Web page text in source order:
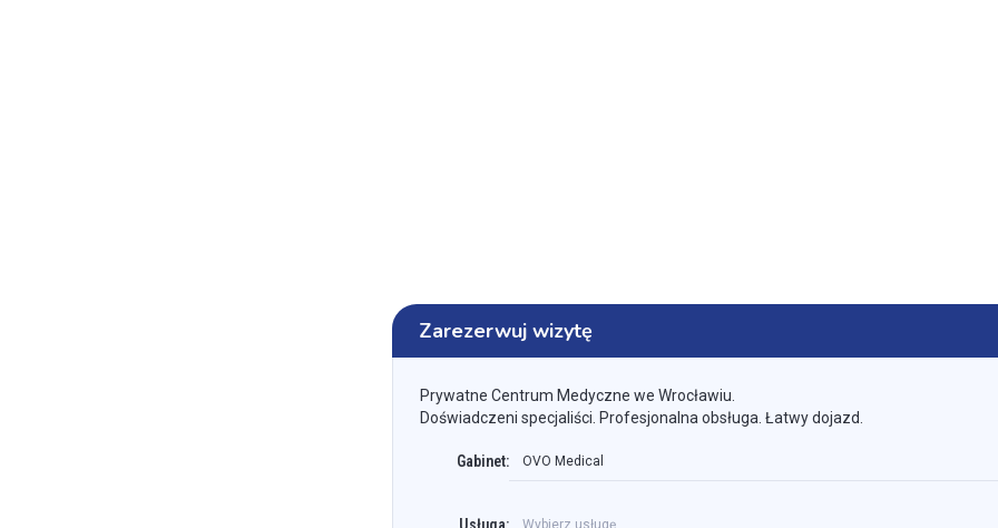
Zarezerwuj wizytę
Prywatne Centrum Medyczne we Wrocławiu.
Doświadczeni specjaliści. Profesjonalna obsługa. Łatwy dojazd.
Gabinet: OVO Medical
Usługa: Wybierz usługę